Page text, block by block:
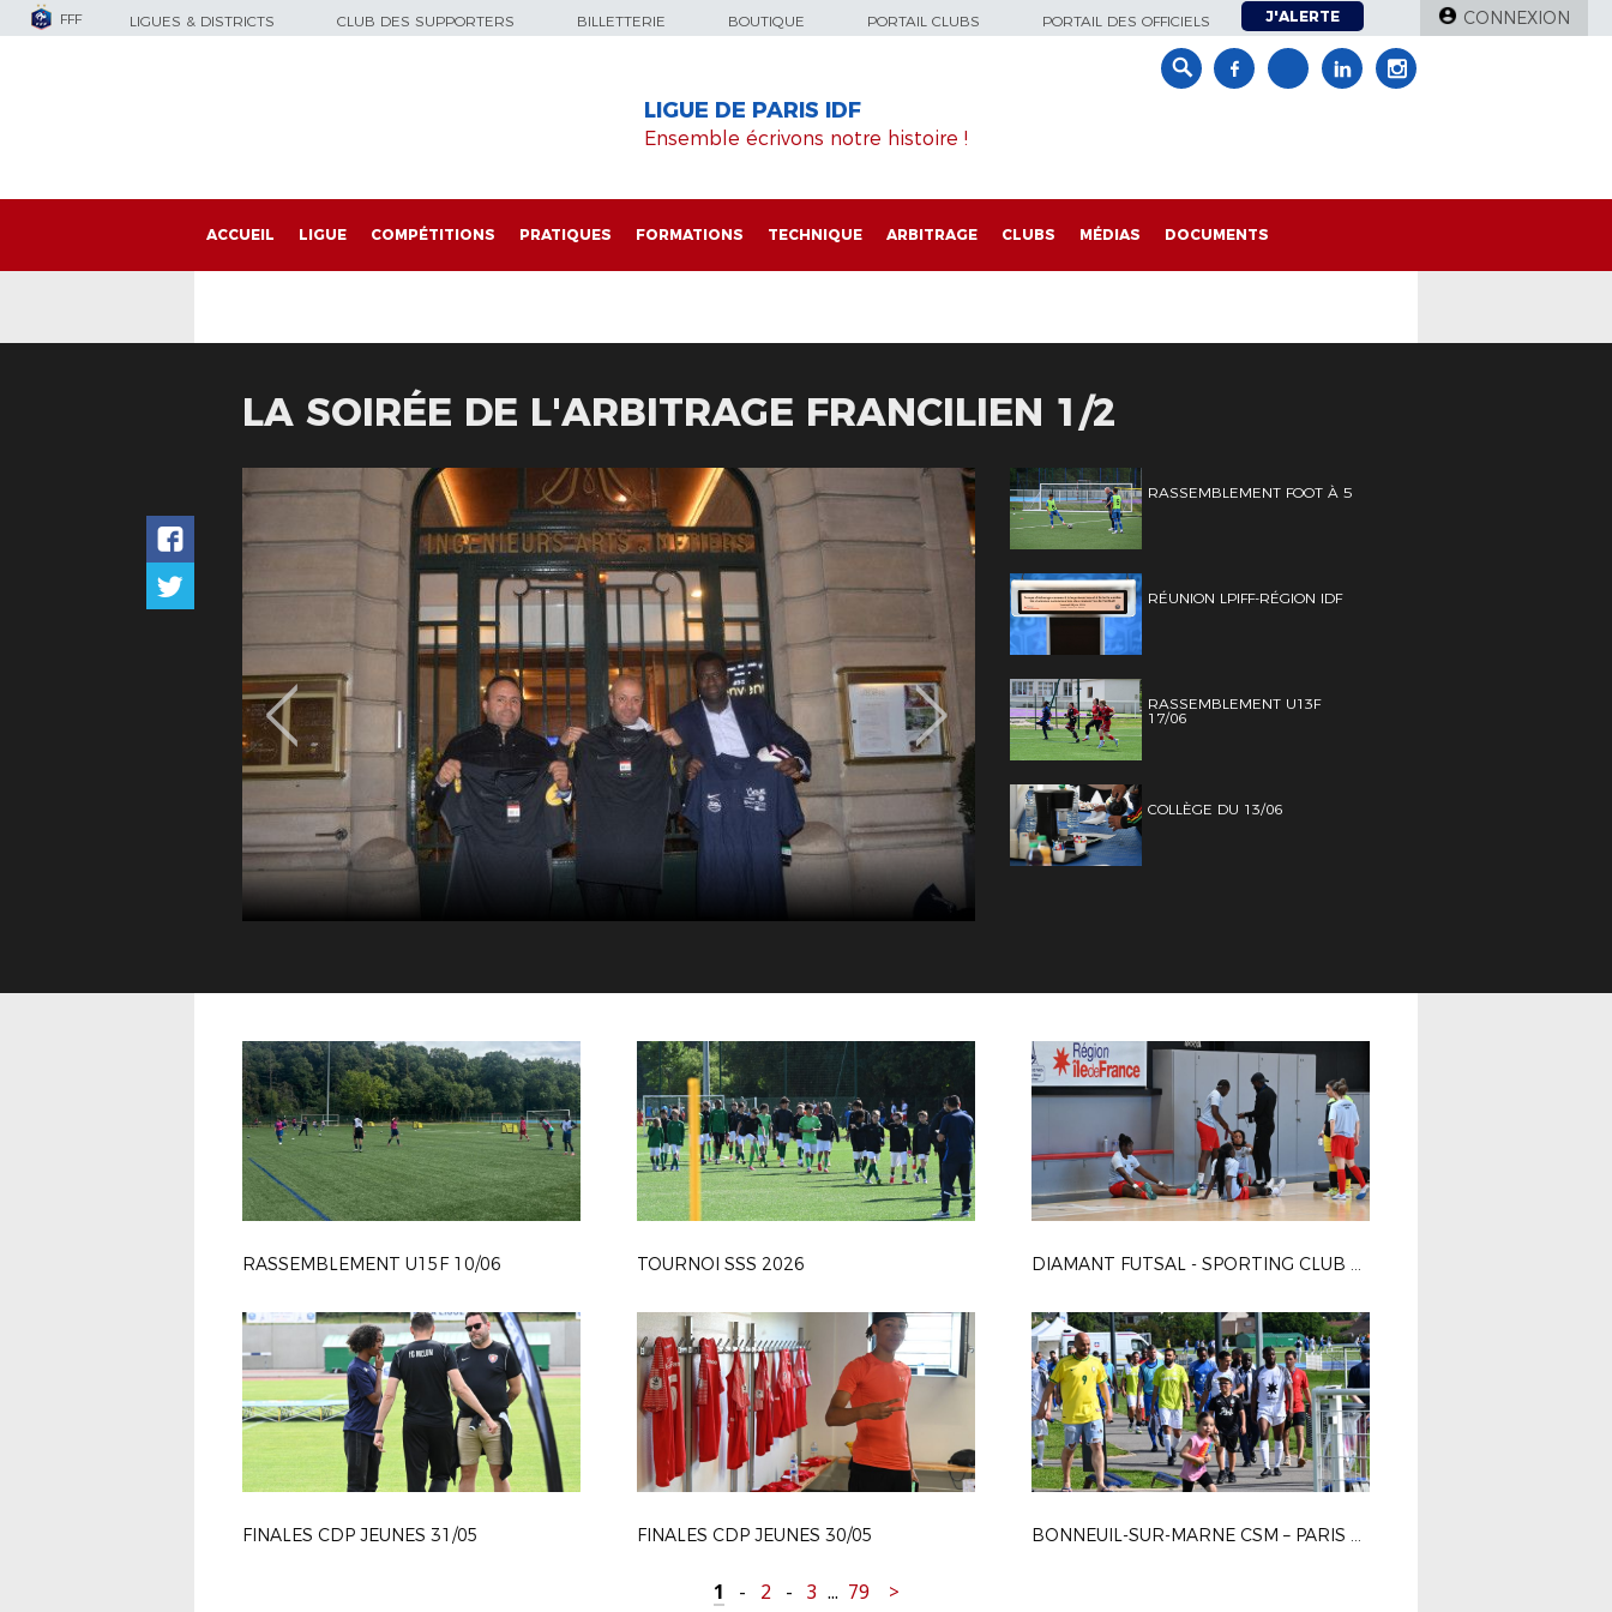
FFF LIGUES & DISTRICTS CLUB DES SUPPORTERS BILLETTERIE BOUTIQUE PORTAIL CLUBS PORTAIL DES OFFICIELS J'ALERTE CONNEXION
LIGUE DE PARIS IDF
Ensemble écrivons notre histoire !
ACCUEIL LIGUE COMPÉTITIONS PRATIQUES FORMATIONS TECHNIQUE ARBITRAGE CLUBS MÉDIAS DOCUMENTS
LA SOIRÉE DE L'ARBITRAGE FRANCILIEN 1/2
RASSEMBLEMENT FOOT À 5
RÉUNION LPIFF-RÉGION IDF
RASSEMBLEMENT U13F
17/06
COLLÈGE DU 13/06
RASSEMBLEMENT U15F 10/06 TOURNOI SSS 2026 DIAMANT FUTSAL - SPORTING CLUB PARIS 4-2
FINALES CDP JEUNES 31/05 FINALES CDP JEUNES 30/05 BONNEUIL-SUR-MARNE CSM – PARIS 13 ATLETICO 1-0
1 - 2 - 3 ... 79 >